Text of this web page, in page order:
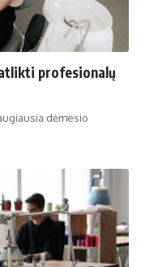
profesionalų
dėmesio